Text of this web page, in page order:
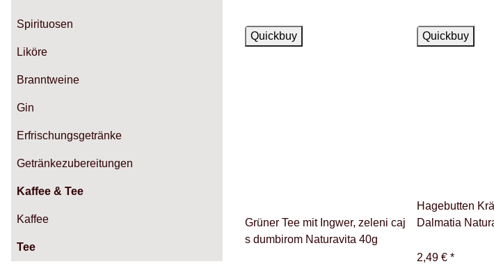
Quickbuy
Auf Lager
Grüner Tee mit Ingwer, zeleni caj
s dumbirom Naturavita 40g
Quickbuy
Hagebutten
Dalmatia
2,49 € *
Spirituosen
Liköre
Branntweine
Gin
Erfrischungsgetränke
Getränkezubereitungen
Kaffee & Tee
Kaffee
Tee